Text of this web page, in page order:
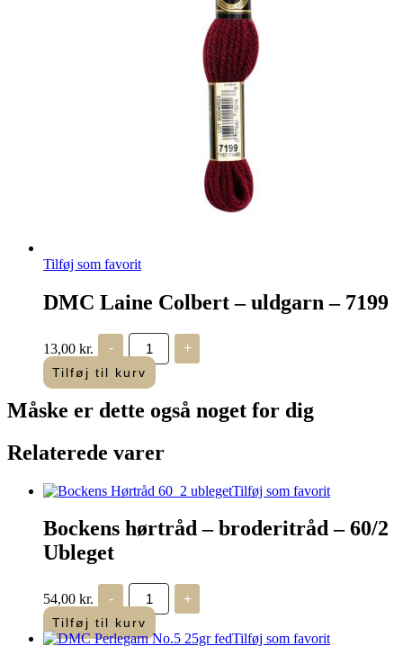
Tilføj som favorit
DMC Laine Colbert – uldgarn – 7199
13,00 kr. -
DMC
Laine
Colbert
-
-
+
Tilføj til kurv
Måske er dette også noget for dig
Relaterede varer
Tilføj som favorit
Bockens hørtråd – broderitråd – 60/2
Ubleget
54,00 kr. -
Bockens
hørtråd
-
broderitråd
-
+
Tilføj til kurv
Tilføj som favorit